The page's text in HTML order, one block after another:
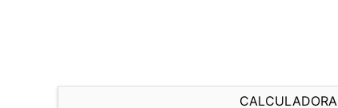
CALCULADORA